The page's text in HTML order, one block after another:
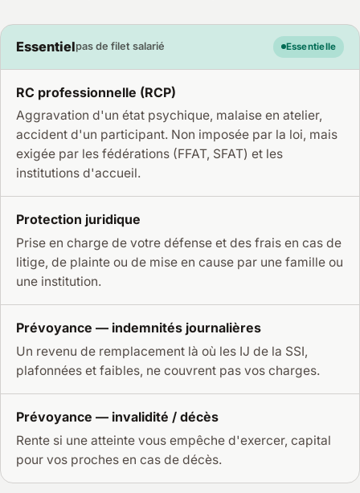
Essentielpas de filet salarié Essentielle
RC professionnelle (RCP)
Aggravation d'un état psychique, malaise en atelier,
accident d'un participant. Non imposée par la loi, mais
exigée par les fédérations (FFAT, SFAT) et les
institutions d'accueil.
Protection juridique
Prise en charge de votre défense et des frais en cas de
litige, de plainte ou de mise en cause par une famille ou
une institution.
Prévoyance — indemnités journalières
Un revenu de remplacement là où les IJ de la SSI,
plafonnées et faibles, ne couvrent pas vos charges.
Prévoyance — invalidité / décès
Rente si une atteinte vous empêche d'exercer, capital
pour vos proches en cas de décès.